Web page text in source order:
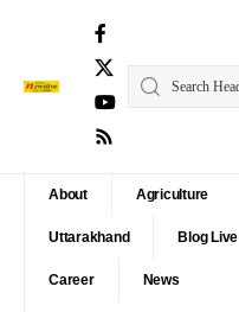
About Agriculture
Uttarakhand Blog Live
Career News